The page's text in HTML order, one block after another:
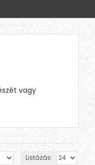
vagy
Listázás: